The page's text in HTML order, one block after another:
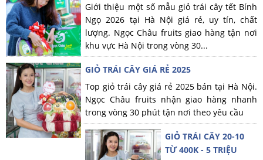
Giới thiệu một số mẫu giỏ trái cây tết Bính
Ngọ 2026 tại Hà Nội giá rẻ, uy tín, chất
lượng. Ngọc Châu fruits giao hàng tận nơi
khu vực Hà Nội trong vòng 30...
GIỎ TRÁI CÂY GIÁ RẺ 2025
Top giỏ trái cây giá rẻ 2025 bán tại Hà Nội.
Ngọc Châu fruits nhận giao hàng nhanh
trong vòng 30 phút tận nơi theo yêu cầu
GIỎ TRÁI CÂY 20-10
TỪ 400K - 5 TRIỆU